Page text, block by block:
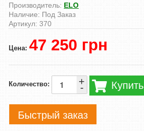
Производитель: ELO
Наличие: Под Заказ
Артикул: 370
Цена: 47 250 грн
Количество: -
+ Купить
Быстрый заказ